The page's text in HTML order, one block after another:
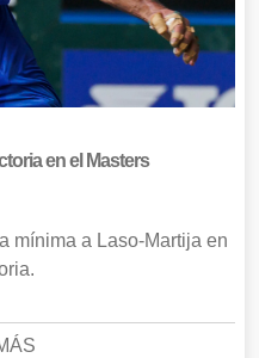
en el Masters
mínima a Laso-Martija en